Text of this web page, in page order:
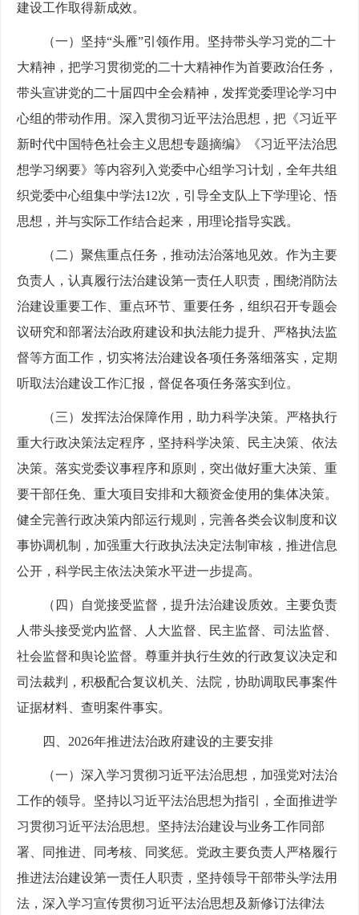
建设工作取得新成效。
（一）坚持“头雁”引领作用。坚持带头学习党的二十
大精神，把学习贯彻党的二十大精神作为首要政治任务，
带头宣讲党的二十届四中全会精神，发挥党委理论学习中
心组的带动作用。深入贯彻习近平法治思想，把《习近平
新时代中国特色社会主义思想专题摘编》《习近平法治思
想学习纲要》等内容列入党委中心组学习计划，全年共组
织党委中心组集中学法12次，引导全支队上下学理论、悟
思想，并与实际工作结合起来，用理论指导实践。
（二）聚焦重点任务，推动法治落地见效。作为主要
负责人，认真履行法治建设第一责任人职责，围绕消防法
治建设重要工作、重点环节、重要任务，组织召开专题会
议研究和部署法治政府建设和执法能力提升、严格执法监
督等方面工作，切实将法治建设各项任务落细落实，定期
听取法治建设工作汇报，督促各项任务落实到位。
（三）发挥法治保障作用，助力科学决策。严格执行
重大行政决策法定程序，坚持科学决策、民主决策、依法
决策。落实党委议事程序和原则，突出做好重大决策、重
要干部任免、重大项目安排和大额资金使用的集体决策。
健全完善行政决策内部运行规则，完善各类会议制度和议
事协调机制，加强重大行政执法决定法制审核，推进信息
公开，科学民主依法决策水平进一步提高。
（四）自觉接受监督，提升法治建设质效。主要负责
人带头接受党内监督、人大监督、民主监督、司法监督、
社会监督和舆论监督。尊重并执行生效的行政复议决定和
司法裁判，积极配合复议机关、法院，协助调取民事案件
证据材料、查明案件事实。
四、2026年推进法治政府建设的主要安排
（一）深入学习贯彻习近平法治思想，加强党对法治
工作的领导。坚持以习近平法治思想为指引，全面推进学
习贯彻习近平法治思想。坚持法治建设与业务工作同部
署、同推进、同考核、同奖惩。党政主要负责人严格履行
推进法治建设第一责任人职责，坚持领导干部带头学法用
法，深入学习宣传贯彻习近平法治思想及新修订法律法